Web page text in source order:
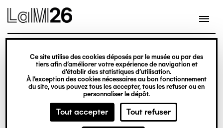
Gestion des cookies
Ce site utilise des cookies déposés par le musée ou par des
tiers afin d’améliorer votre expérience de navigation et
d’établir des statistiques d’utilisation.
À l’exception des cookies nécessaires au bon fonctionnement
du site, vous pouvez tous les accepter, tous les refuser ou en
personnaliser le dépôt.
Tout accepter Tout refuser
contenu